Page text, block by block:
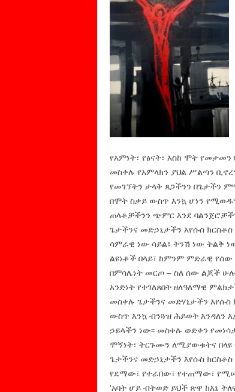
የእምነት፣ የፅናት፣ እስከ ሞት የመታመን
መስቀሉ የአምላክን ያህል ሥልጣን
የመገኘትን ታላቅ ጸጋችንን በጌታችን
በሞት ስቃይ ውስጥ እንኳ ሆነን
ጠላቶቻችንን ጭምር እንደ
ጌታችንና መድኃኒታችን እየሱስ
ሳምራዊ ነው ሳይል፣ ትንሽ ነው ትልቅ
ልዩነቶች በላይ፣ ከምንም ምድራዊ
በምሳሌነት መርጦ – ስለ ሰው ልጆች
አንድነት የተገለጸበት ዘለዓለማዊ
መስቀሉ ጌታችንና መድሃኒታችን እየሱስ
ውስጥ እንኳ ብንጓዝ ሕይወት እንዳለን
ኃይላችን ነው፡፡ መስቀሉ ወድቀን
ሞኝነት፣ ትርጉሙን ለሚያውቁትና በላዩ
ጌታችንና መድኃኒታችን እየሱስ
የደማው፣ የተራበው፣ የተጠማው፣
‘አባት ሆይ ብትወድ ይህች ጽዋ ከእኔ